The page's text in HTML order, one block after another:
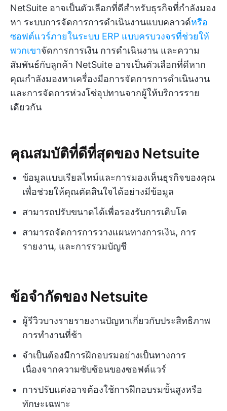
NetSuite อาจเป็นตัวเลือกที่ดีสำหรับธุรกิจที่กำลังมอง
หา ระบบการจัดการการดำเนินงานแบบคลาวด์หรือ
ซอฟต์แวร์ภายในระบบ ERP แบบครบวงจรที่ช่วยให้
พวกเขาจัดการการเงิน การดำเนินงาน และความ
สัมพันธ์กับลูกค้า NetSuite อาจเป็นตัวเลือกที่ดีหาก
คุณกำลังมองหาเครื่องมือการจัดการการดำเนินงาน
และการจัดการห่วงโซ่อุปทานจากผู้ให้บริการราย
เดียวกัน
คุณสมบัติที่ดีที่สุดของ Netsuite
ข้อมูลแบบเรียลไทม์และการมองเห็นธุรกิจของคุณ
เพื่อช่วยให้คุณตัดสินใจได้อย่างมีข้อมูล
สามารถปรับขนาดได้เพื่อรองรับการเติบโต
สามารถจัดการการวางแผนทางการเงิน, การ
รายงาน, และการรวมบัญชี
ข้อจำกัดของ Netsuite
ผู้รีวิวบางรายรายงานปัญหาเกี่ยวกับประสิทธิภาพ
การทำงานที่ช้า
จำเป็นต้องมีการฝึกอบรมอย่างเป็นทางการ
เนื่องจากความซับซ้อนของซอฟต์แวร์
การปรับแต่งอาจต้องใช้การฝึกอบรมขั้นสูงหรือ
ทักษะเฉพาะ